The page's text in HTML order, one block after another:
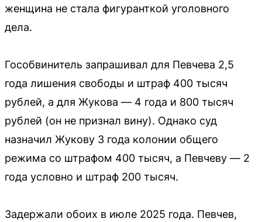
женщина не стала фигуранткой уголовного
дела.
Гособвинитель запрашивал для Певчева 2,5
года лишения свободы и штраф 400 тысяч
рублей, а для Жукова — 4 года и 800 тысяч
рублей (он не признал вину). Однако суд
назначил Жукову 3 года колонии общего
режима со штрафом 400 тысяч, а Певчеву — 2
года условно и штраф 200 тысяч.
Задержали обоих в июле 2025 года. Певчев,